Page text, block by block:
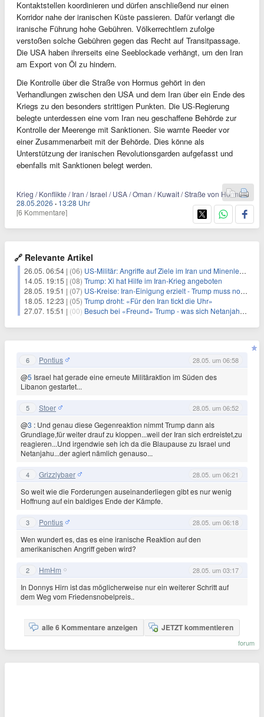
Kontaktstellen koordinieren und dürfen anschließend nur einen
Korridor nahe der iranischen Küste passieren. Dafür verlangt die
iranische Führung hohe Gebühren. Völkerrechtlern zufolge
verstoßen solche Gebühren gegen das Recht auf Transitpassage.
Die USA haben ihrerseits eine Seeblockade verhängt, um den Iran
am Export von Öl zu hindern.
Die Kontrolle über die Straße von Hormus gehört in den
Verhandlungen zwischen den USA und dem Iran über ein Ende des
Kriegs zu den besonders strittigen Punkten. Die US-Regierung
belegte unterdessen eine vom Iran neu geschaffene Behörde zur
Kontrolle der Meerenge mit Sanktionen. Sie warnte Reeder vor
einer Zusammenarbeit mit der Behörde. Dies könne als
Unterstützung der iranischen Revolutionsgarden aufgefasst und
ebenfalls mit Sanktionen belegt werden.
Krieg / Konflikte / Iran / Israel / USA / Oman / Kuwait / Straße von Hormus
28.05.2026 · 13:28 Uhr
[6 Kommentare]
🔗 Relevante Artikel
26.05. 06:54 | (06) US-Militär: Angriffe auf Ziele im Iran und Minenleger-Boote
14.05. 19:15 | (08) Trump: Xi hat Hilfe im Iran-Krieg angeboten
28.05. 19:51 | (07) US-Kreise: Iran-Einigung erzielt - Trump muss noch zustimmen
18.05. 12:23 | (05) Trump droht: «Für den Iran tickt die Uhr»
27.07. 15:51 | (00) Besuch bei «Freund» Trump - was sich Netanjahu erhofft
6 Pontius 28.05. um 06:58
@5 Israel hat gerade eine erneute Militäraktion im Süden des
Libanon gestartet...
5 Stoer 28.05. um 06:52
@3 : Und genau diese Gegenreaktion nimmt Trump dann als
Grundlage,für weiter drauf zu kloppen...weil der Iran sich erdreistet,zu
reagieren...Und irgendwie seh ich da die Blaupause zu Israel und
Netanjahu...der agiert nämlich genauso...
4 Grizzlybaer 28.05. um 06:21
So weit wie die Forderungen auseinanderliegen gibt es nur wenig
Hoffnung auf ein baldiges Ende der Kämpfe.
3 Pontius 28.05. um 06:18
Wen wundert es, das es eine iranische Reaktion auf den
amerikanischen Angriff geben wird?
2 HmHm 28.05. um 03:17
In Donnys Hirn ist das möglicherweise nur ein weiterer Schritt auf
dem Weg vom Friedensnobelpreis..
alle 6 Kommentare anzeigen JETZT kommentieren
forum